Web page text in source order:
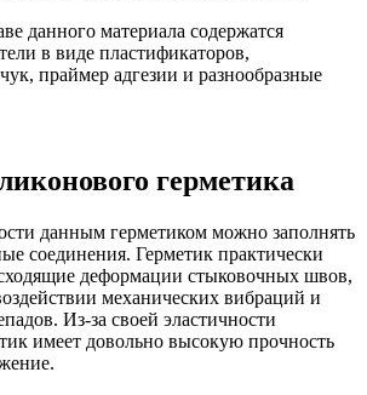
данного материала содержатся
в виде пластификаторов,
праймер адгезии и разнообразные
герметика
данным герметиком можно заполнять
соединения. Герметик практически
деформации стыковочных швов,
механических вибраций и
Из-за своей эластичности
имеет довольно высокую прочность